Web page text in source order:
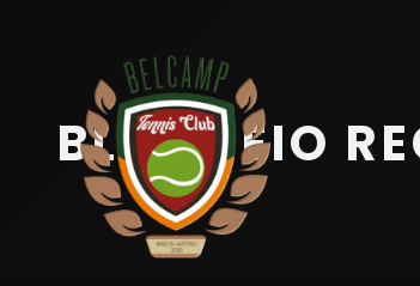
Equipa
Serviços
Parceiros
BLOQUEIO